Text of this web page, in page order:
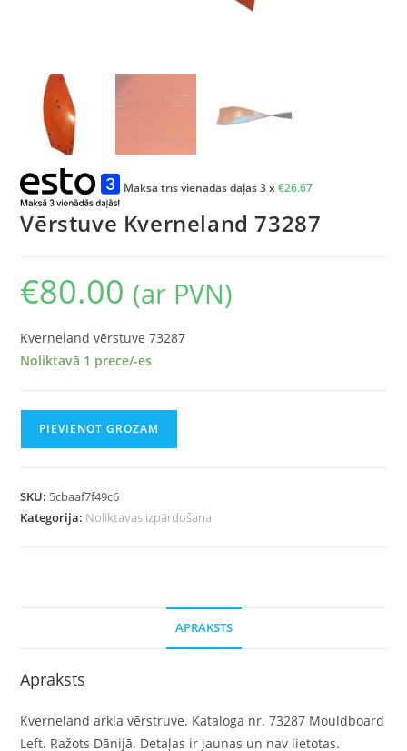
Maksā trīs vienādās daļās 3 x€26.67
Vērstuve Kverneland 73287
€80.00 (ar PVN)
Kverneland vērstuve 73287
Noliktavā 1 prece/-es
PIEVIENOT GROZAM
SKU: 5cbaaf7f49c6
Kategorija: Noliktavas izpārdošana
APRAKSTS
Apraksts
Kverneland arkla vērstruve. Kataloga nr. 73287 Mouldboard
Left. Ražots Dānijā. Detaļas ir jaunas un nav lietotas.